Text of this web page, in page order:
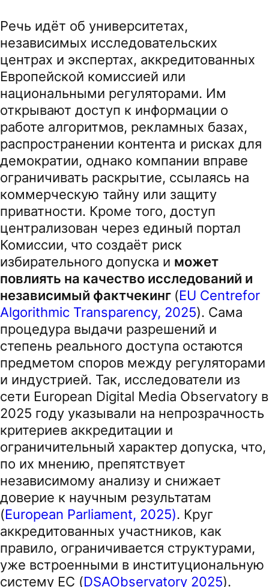
Речь идёт об университетах,
независимых исследовательских
центрах и экспертах, аккредитованных
Европейской комиссией или
национальными регуляторами. Им
открывают доступ к информации о
работе алгоритмов, рекламных базах,
распространении контента и рисках для
демократии, однако компании вправе
ограничивать раскрытие, ссылаясь на
коммерческую тайну или защиту
приватности. Кроме того, доступ
централизован через единый портал
Комиссии, что создаёт риск
избирательного допуска и может
повлиять на качество исследований и
независимый фактчекинг (EU Centrefor
Algorithmic Transparency, 2025). Сама
процедура выдачи разрешений и
степень реального доступа остаются
предметом споров между регуляторами
и индустрией. Так, исследователи из
сети European Digital Media Observatory в
2025 году указывали на непрозрачность
критериев аккредитации и
ограничительный характер допуска, что,
по их мнению, препятствует
независимому анализу и снижает
доверие к научным результатам
(European Parliament, 2025). Круг
аккредитованных участников, как
правило, ограничивается структурами,
уже встроенными в институциональную
систему ЕС (DSAObservatory 2025).